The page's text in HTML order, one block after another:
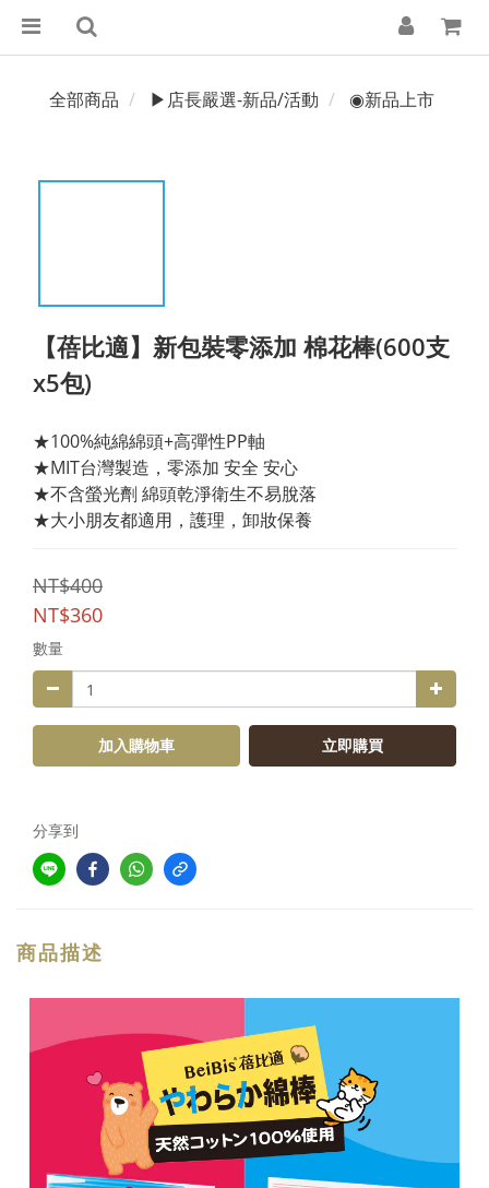
全部商品 ▶店長嚴選-新品/活動 ◉新品上市
【蓓比適】新包裝零添加 棉花棒(600支
x5包)
★100%純綿綿頭+高彈性PP軸
★MIT台灣製造，零添加 安全 安心
★不含螢光劑 綿頭乾淨衛生不易脫落
★大小朋友都適用，護理，卸妝保養
NT$400
NT$360
數量
加入購物車 立即購買
分享到
商品描述